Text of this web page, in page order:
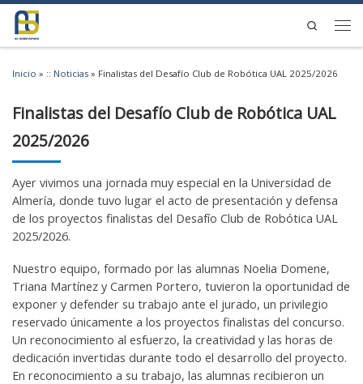
Saltar al contenido
Search
Inicio » :: Noticias » Finalistas del Desafío Club de Robótica UAL 2025/2026
Finalistas del Desafío Club de Robótica UAL
2025/2026
Ayer vivimos una jornada muy especial en la Universidad de
Almería, donde tuvo lugar el acto de presentación y defensa
de los proyectos finalistas del Desafío Club de Robótica UAL
2025/2026.
Nuestro equipo, formado por las alumnas Noelia Domene,
Triana Martínez y Carmen Portero, tuvieron la oportunidad de
exponer y defender su trabajo ante el jurado, un privilegio
reservado únicamente a los proyectos finalistas del concurso.
Un reconocimiento al esfuerzo, la creatividad y las horas de
dedicación invertidas durante todo el desarrollo del proyecto.
En reconocimiento a su trabajo, las alumnas recibieron un